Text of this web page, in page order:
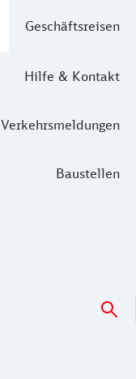
Geschäftsreisen
Hilfe & Kontakt
Verkehrsmeldungen
Baustellen